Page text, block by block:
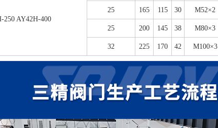
250 AY42H-400
25 165 115 30 M52×2
25 200 145 38 M80×3
32 225 170 42 M100×3